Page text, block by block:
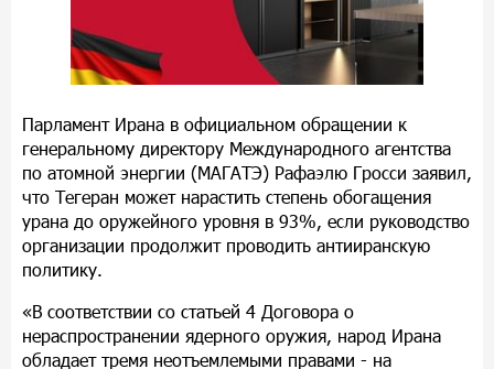
Парламент Ирана в официальном обращении к
генеральному директору Международного агентства
по атомной энергии (МАГАТЭ) Рафаэлю Гросси заявил,
что Тегеран может нарастить степень обогащения
урана до оружейного уровня в 93%, если руководство
организации продолжит проводить антииранскую
политику.
«В соответствии со статьей 4 Договора о
нераспространении ядерного оружия, народ Ирана
обладает тремя неотъемлемыми правами - на